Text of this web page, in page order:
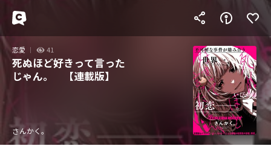
恋愛 41
死ぬほど好きって言った
じゃん。 【連載版】
さんかく。